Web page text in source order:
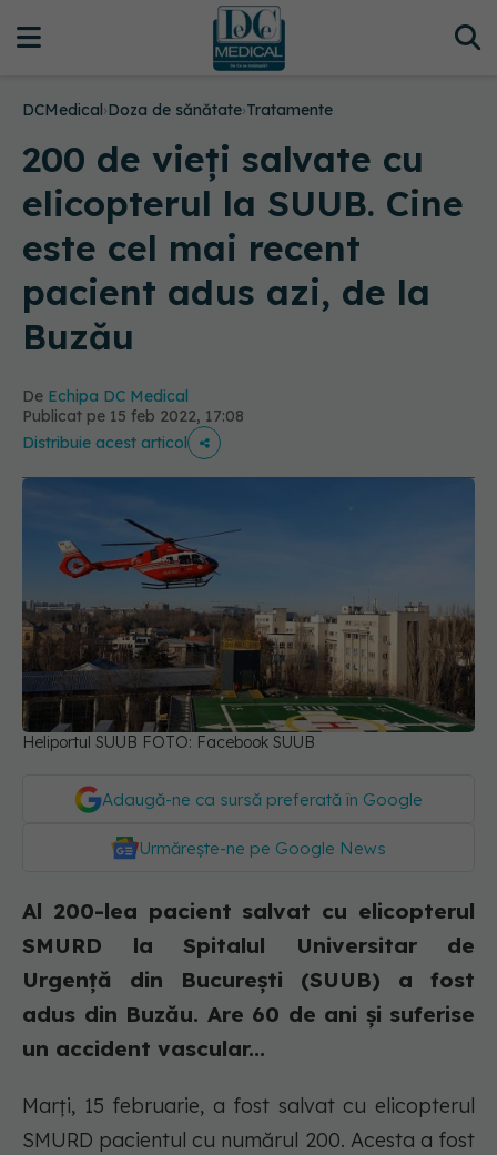
DCMedical›Doza de sănătate›Tratamente
200 de vieți salvate cu
elicopterul la SUUB. Cine
este cel mai recent
pacient adus azi, de la
Buzău
De Echipa DC Medical
Publicat pe 15 feb 2022, 17:08
Distribuie acest articol
Heliportul SUUB FOTO: Facebook SUUB
Adaugă-ne ca sursă preferată în Google
Urmărește-ne pe Google News
Al 200-lea pacient salvat cu elicopterul
SMURD la Spitalul Universitar de
Urgență din București (SUUB) a fost
adus din Buzău. Are 60 de ani și suferise
un accident vascular...
Marți, 15 februarie, a fost salvat cu elicopterul
SMURD pacientul cu numărul 200. Acesta a fost